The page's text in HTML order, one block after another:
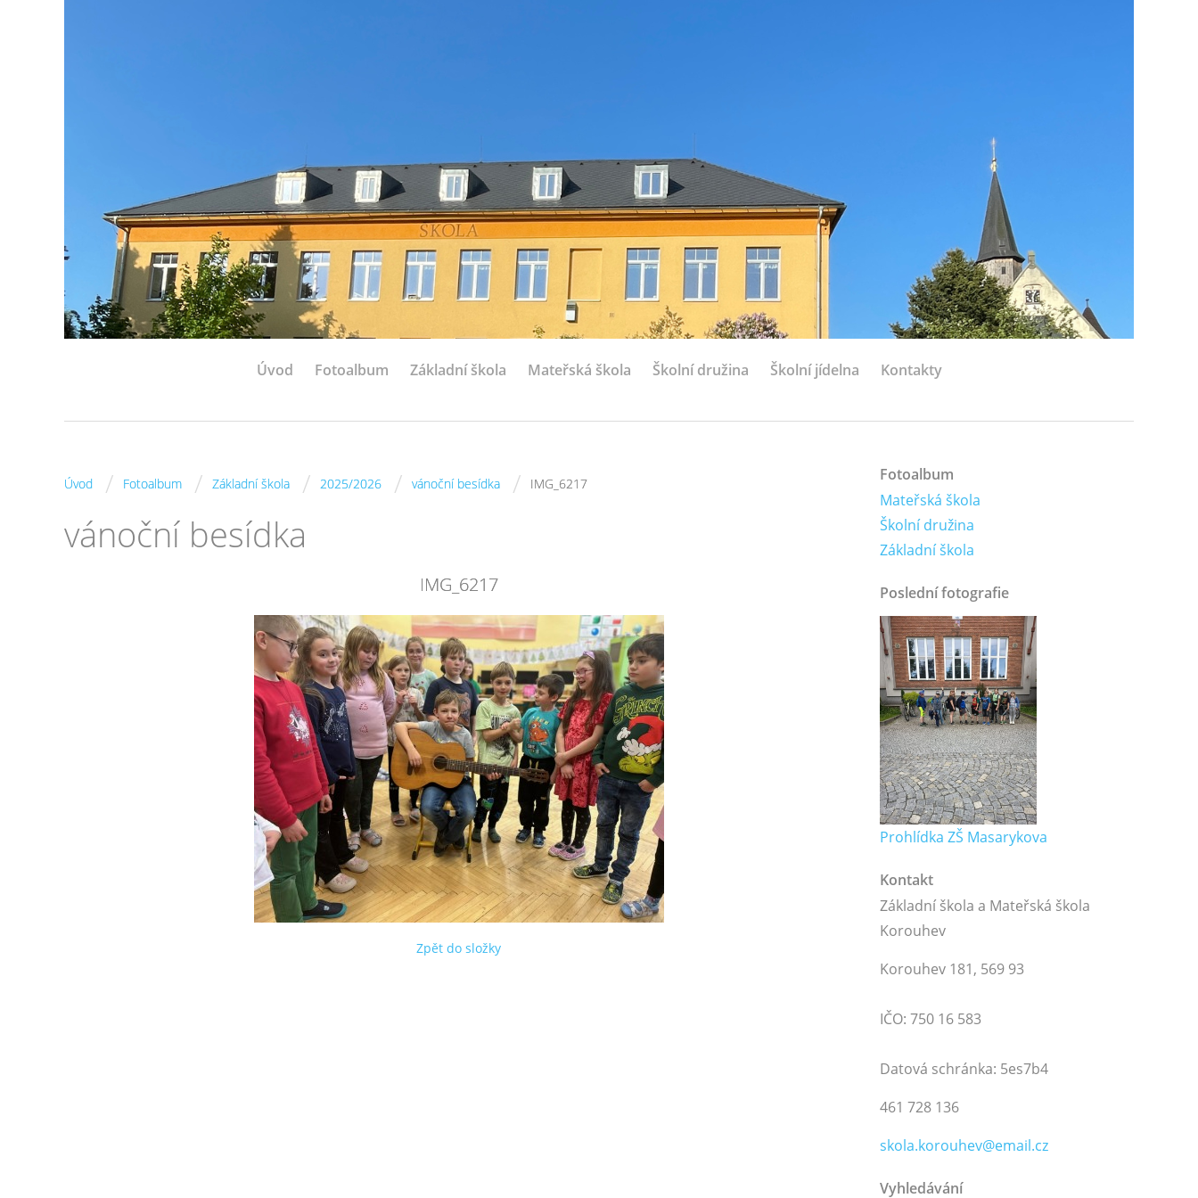
Úvod Fotoalbum Základní škola Mateřská škola Školní družina Školní jídelna Kontakty
Úvod / Fotoalbum / Základní škola / 2025/2026 / vánoční besídka / IMG_6217
vánoční besídka
IMG_6217
Zpět do složky
Fotoalbum
Mateřská škola
Školní družina
Základní škola
Poslední fotografie
Prohlídka ZŠ Masarykova
Kontakt
Základní škola a Mateřská škola
Korouhev
Korouhev 181, 569 93
IČO: 750 16 583
Datová schránka: 5es7b4
461 728 136
skola.korouhev@email.cz
Vyhledávání